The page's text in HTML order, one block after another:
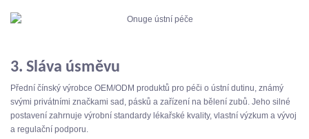
3. Sláva úsměvu
Přední čínský výrobce OEM/ODM produktů pro péči o ústní dutinu, známý
svými privátními značkami sad, pásků a zařízení na bělení zubů. Jeho silné
postavení zahrnuje výrobní standardy lékařské kvality, vlastní výzkum a vývoj
a regulační podporu.